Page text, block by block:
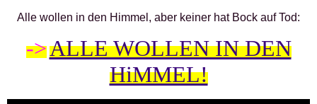
Alle wollen in den Himmel, aber keiner hat Bock auf Tod:
->ALLE WOLLEN IN DEN
HiMMEL!